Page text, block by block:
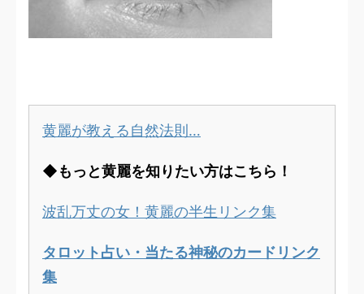
黄麗が教える自然法則…
◆もっと黄麗を知りたい方はこちら！
波乱万丈の女！黄麗の半生リンク集
タロット占い・当たる神秘のカードリンク
集